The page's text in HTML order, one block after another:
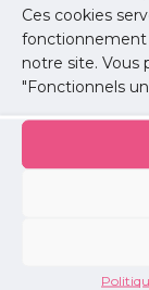
Ces cookies
fonctionnement
notre site. Vous
"Fonctionnels
Permanence